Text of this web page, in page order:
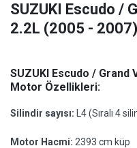
SUZUKI Escudo /
2.2L (2005 - 2007)
SUZUKI Escudo / Grand
Motor Özellikleri:
Silindir sayısı: L4 (Sıralı 4
Motor Hacmi: 2393 cm küp